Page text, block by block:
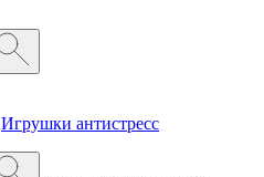
Игрушки антистресс